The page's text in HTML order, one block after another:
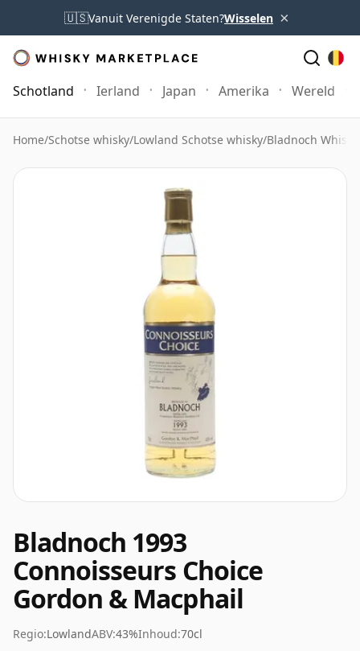
🇺🇸Vanuit Verenigde Staten?Wisselen ×
Schotland Ierland Japan Amerika Wereld
Home/Schotse whisky/Lowland Schotse whisky/Bladnoch Whisky
Bladnoch 1993
Connoisseurs Choice
Gordon & Macphail
Regio:LowlandABV:43%Inhoud:70cl